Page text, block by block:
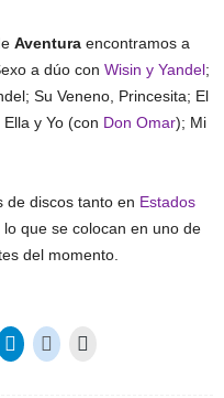
Aventura encontramos a
a dúo con Wisin y Yandel;
Su Veneno, Princesita; El
y Yo (con Don Omar); Mi
de discos tanto en Estados
lo que se colocan en uno de
del momento.